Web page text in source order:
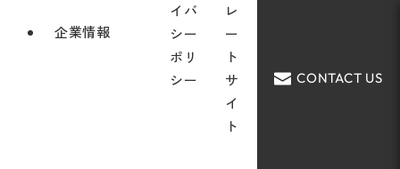
企業情報
イバ
シー
ポリ
シー
レ
ー
ト
サ
イ
ト
CONTACT US